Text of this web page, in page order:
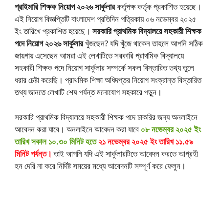
প্রাইমারি শিক্ষক নিয়োগ ২০২৬ সার্কুলারকর্তৃপক্ষ কর্তৃক প্রকাশিত হয়েছে।
এই নিয়োগ বিজ্ঞপ্তিটি বাংলাদেশ প্রতিদিন পত্রিকায় ০৬ নভেম্বর ২০২৫
ইং তারিখে প্রকাশিত হয়েছে। সরকারি প্রাথমিক বিদ্যালয়ে সহকারী শিক্ষক
পদে নিয়োগ ২০২৬ সার্কুলারখুঁজছেন? যদি খুঁজে থাকেন তাহলে আপনি সঠিক
জায়গায় এসেছেন আমরা এই লেখাটিতে সরকারি প্রাথমিক বিদ্যালয়ে
সহকারী শিক্ষক পদে নিয়োগ সার্কুলার সম্পর্কে সকল বিস্তারিত তথ্য তুলে
ধরার চেষ্টা করেছি। প্রাথমিক শিক্ষা অধিদপ্তর নিয়োগ সংক্রান্ত বিস্তারিত
তথ্য জানতে লেখাটি শেষ পর্যন্ত মনোযোগ সহকারে পড়ুন।
সরকারি প্রাথমিক বিদ্যালয়ে সহকারী শিক্ষক পদে চাকরির জন্য অনলাইনে
আবেদন করা যাবে। অনলাইনে আবেদন করা যাবে ০৮ নভেম্বর ২০২৫ ইং
তারিখ সকাল ১০.৩০ মিনিট হতে২১ নভেম্বর ২০২৫ ইং তারিখ ১১.৫৯
মিনিট পর্যন্ত। তাই আপনি যদি এই সার্কুলারটিতে আবেদন করতে আগ্রহী
হন দেরি না করে নির্দিষ্ট সময়ের মধ্যে আবেদনটি সম্পূর্ণ করে ফেলুন।